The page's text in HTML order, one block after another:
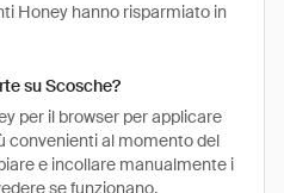
Honey hanno risparmiato in
su Scosche?
per il browser per applicare
convenienti al momento del
e incollare manualmente i
se funzionano.